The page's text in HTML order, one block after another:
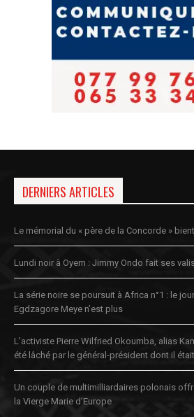
DERNIERS ARTICLES
Le mémorial du « père de la Concorde »
Lundi noir à Oyem : Jimmy Ondo fait ses
La série noire se poursuit à Africa n°1 : le
Egdzagore Meye n’est plus
L’activiste Pierre Wilfried Okoumba, alias
été lâché par le général-président dont il
Un couple de multimilliardaires polonais
la Vierge Marie d’Europe